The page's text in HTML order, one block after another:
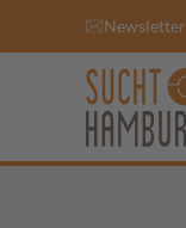
Newsletter